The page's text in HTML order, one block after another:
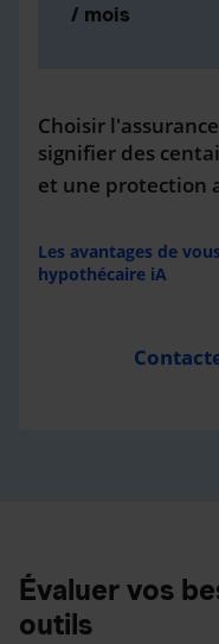
/ mois
Choisir
signifier des
et une protection
Les avantages de
hypothécaire iA
Évaluer vos
outils